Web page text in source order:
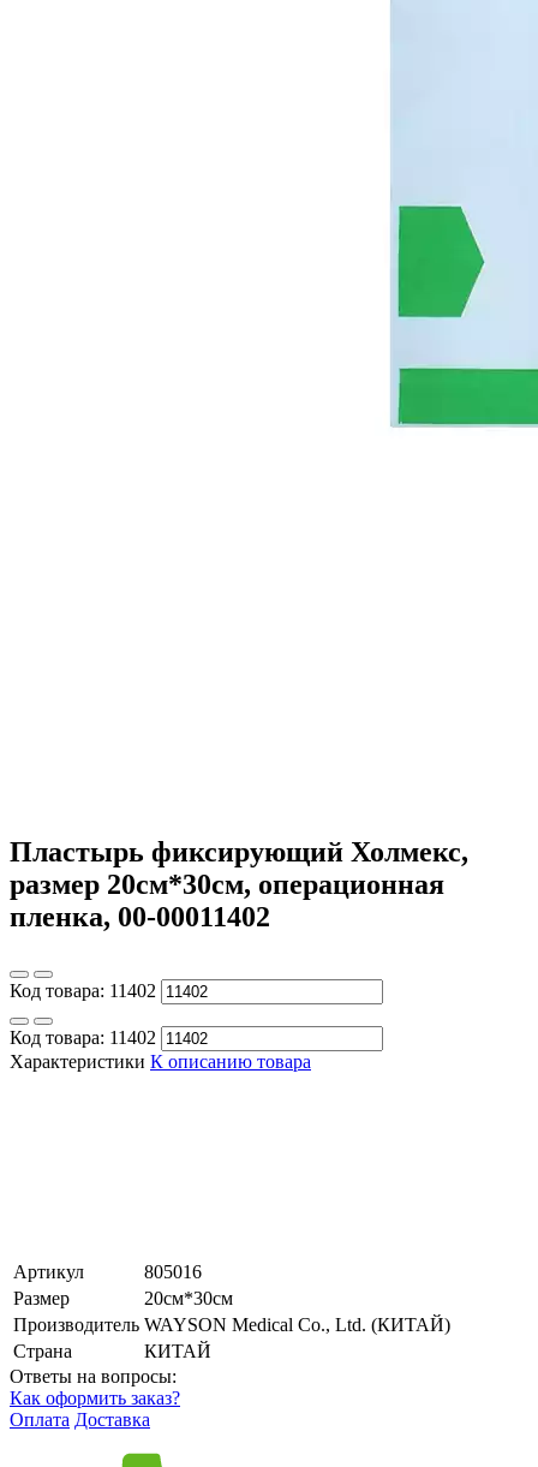
Пластырь фиксирующий Холмекс,
размер 20см*30см, операционная
пленка, 00-00011402
Код товара: 11402
Код товара: 11402
Характеристики К описанию товара
Артикул
805016
Размер
20см*30см
Производитель WAYSON Medical Co., Ltd. (КИТАЙ)
Страна
КИТАЙ
Ответы на вопросы:
Как оформить заказ?
Оплата Доставка